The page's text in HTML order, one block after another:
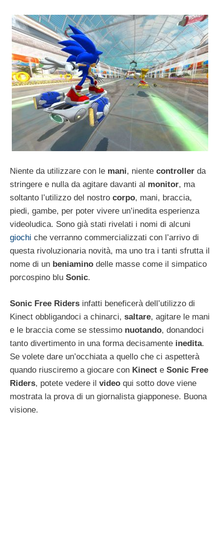
Niente da utilizzare con le mani, niente controller da
stringere e nulla da agitare davanti al monitor, ma
soltanto l’utilizzo del nostro corpo, mani, braccia,
piedi, gambe, per poter vivere un’inedita esperienza
videoludica. Sono già stati rivelati i nomi di alcuni
giochi che verranno commercializzati con l’arrivo di
questa rivoluzionaria novità, ma uno tra i tanti sfrutta il
nome di un beniamino delle masse come il simpatico
porcospino blu Sonic.
Sonic Free Riders infatti beneficerà dell’utilizzo di
Kinect obbligandoci a chinarci, saltare, agitare le mani
e le braccia come se stessimo nuotando, donandoci
tanto divertimento in una forma decisamente inedita.
Se volete dare un’occhiata a quello che ci aspetterà
quando riusciremo a giocare con Kinect e Sonic Free
Riders, potete vedere il video qui sotto dove viene
mostrata la prova di un giornalista giapponese. Buona
visione.